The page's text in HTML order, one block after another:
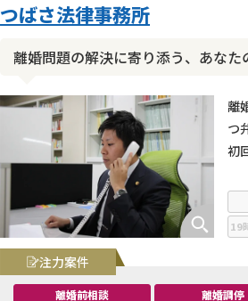
離婚問題の解決に寄り添う、あなた
つばさ法律事務所
離
つ
初
19
注力案件
離婚前相談 離婚調停